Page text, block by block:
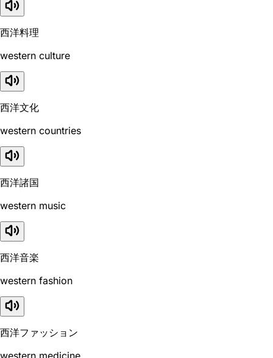
西洋料理
western culture
西洋文化
western countries
西洋諸国
western music
西洋音楽
western fashion
西洋ファッション
western medicine